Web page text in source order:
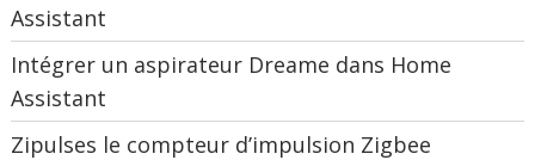
Assistant
Intégrer un aspirateur Dreame dans Home
Assistant
Zipulses le compteur d’impulsion Zigbee